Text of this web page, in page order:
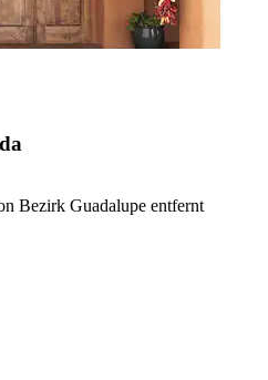
Bezirk Guadalupe entfernt